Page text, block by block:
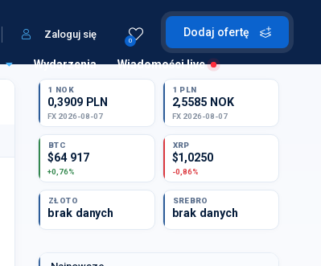
Dodaj ofertę
0
Zaloguj się
Wydarzenia Wiadomości live
1 NOK
0,3909 PLN
FX 2026-08-07
1 PLN
2,5585 NOK
FX 2026-08-07
BTC
$64 917
+0,76%
XRP
$1,0250
-0,86%
ZŁOTO
brak danych
SREBRO
brak danych